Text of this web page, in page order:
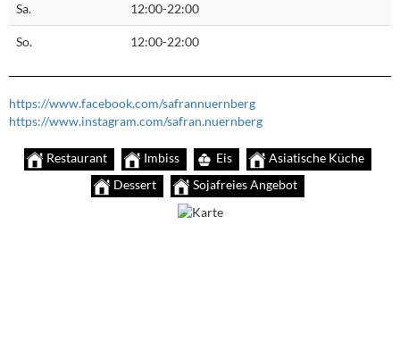
Sa. 12:00-22:00
So. 12:00-22:00
https://www.facebook.com/safrannuernberg
https://www.instagram.com/safran.nuernberg
Restaurant Imbiss Eis
Asiatische Küche
Dessert
Sojafreies Angebot